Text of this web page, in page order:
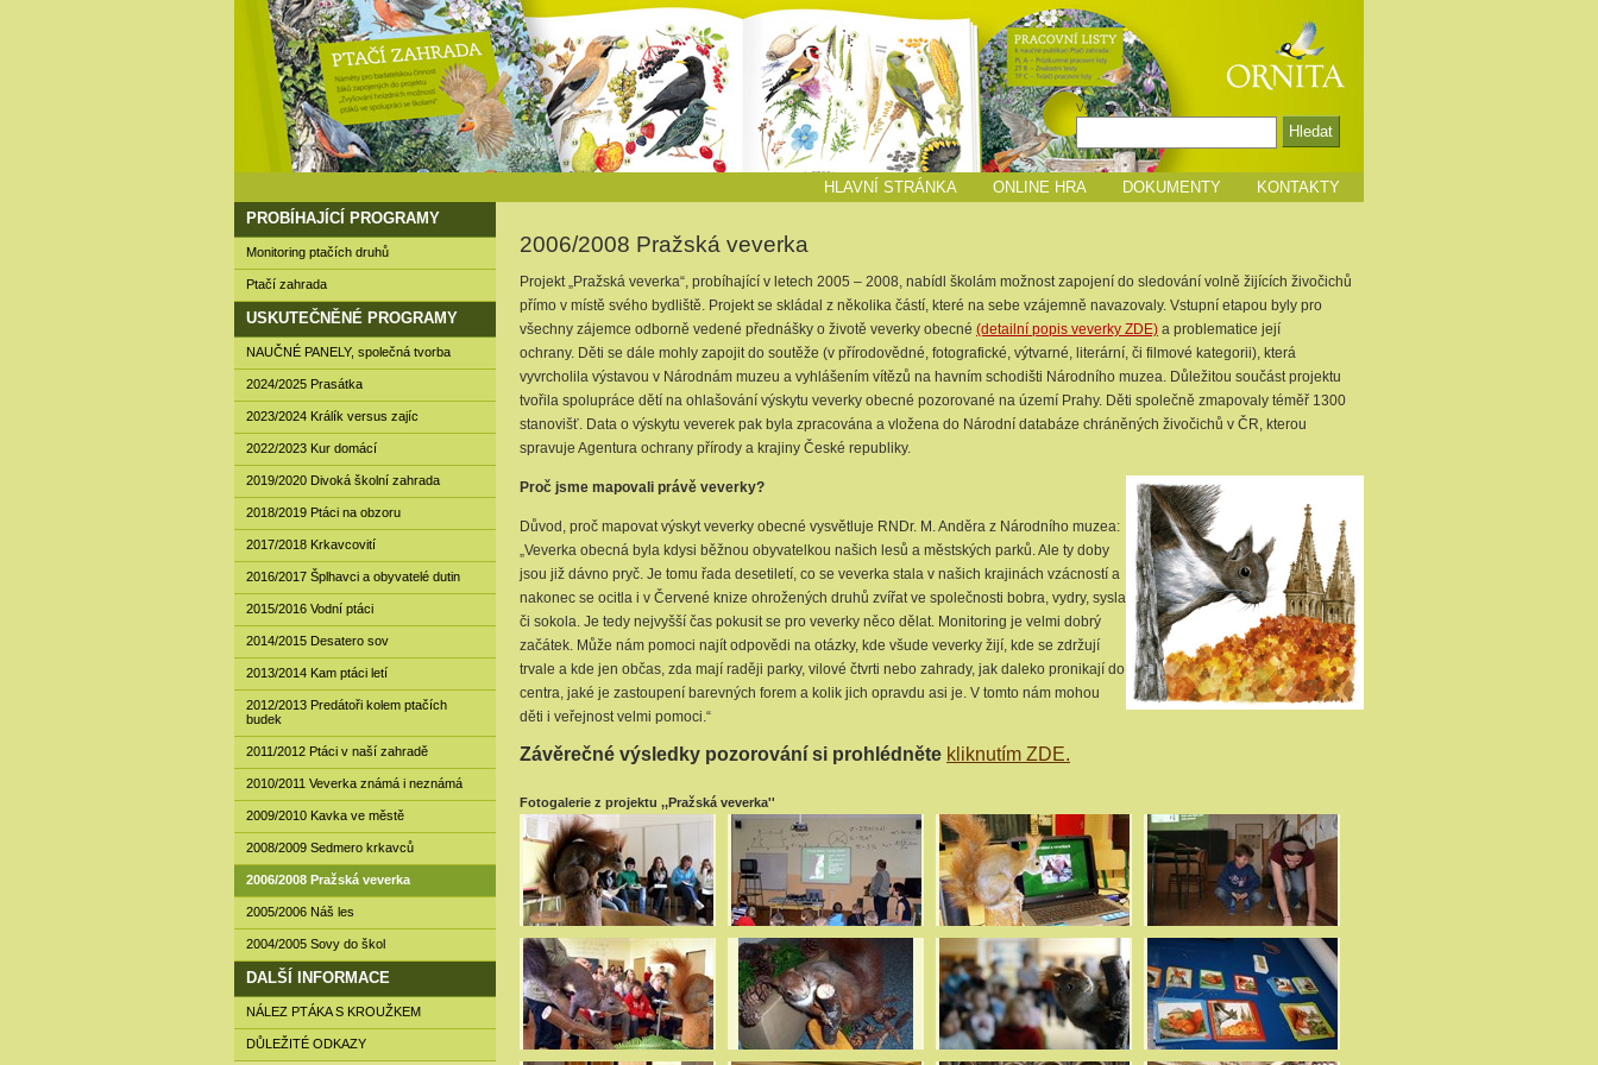
Vyhledávání
HLAVNÍ STRÁNKA ONLINE HRA DOKUMENTY
KONTAKTY
PROBÍHAJÍCÍ PROGRAMY
Monitoring ptačích druhů
Ptačí zahrada
USKUTEČNĚNÉ PROGRAMY
NAUČNÉ PANELY, společná tvorba
2024/2025 Prasátka
2023/2024 Králík versus zajíc
2022/2023 Kur domácí
2019/2020 Divoká školní zahrada
2018/2019 Ptáci na obzoru
2017/2018 Krkavcovití
2016/2017 Šplhavci a obyvatelé dutin
2015/2016 Vodní ptáci
2014/2015 Desatero sov
2013/2014 Kam ptáci letí
2012/2013 Predátoři kolem ptačích
budek
2011/2012 Ptáci v naší zahradě
2010/2011 Veverka známá i neznámá
2009/2010 Kavka ve městě
2008/2009 Sedmero krkavců
2006/2008 Pražská veverka
2005/2006 Náš les
2004/2005 Sovy do škol
DALŠÍ INFORMACE
NÁLEZ PTÁKA S KROUŽKEM
DŮLEŽITÉ ODKAZY
2006/2008 Pražská veverka
Projekt „Pražská veverka“, probíhající v letech 2005 – 2008, nabídl školám možnost zapojení do sledování volně žijících živočichů
přímo v místě svého bydliště. Projekt se skládal z několika částí, které na sebe vzájemně navazovaly. Vstupní etapou byly pro
všechny zájemce odborně vedené přednášky o životě veverky obecné (detailní popis veverky ZDE) a problematice její
ochrany. Děti se dále mohly zapojit do soutěže (v přírodovědné, fotografické, výtvarné, literární, či filmové kategorii), která
vyvrcholila výstavou v Národnám muzeu a vyhlášením vítězů na havním schodišti Národního muzea. Důležitou součást projektu
tvořila spolupráce dětí na ohlašování výskytu veverky obecné pozorované na území Prahy. Děti společně zmapovaly téměř 1300
stanovišť. Data o výskytu veverek pak byla zpracována a vložena do Národní databáze chráněných živočichů v ČR, kterou
spravuje Agentura ochrany přírody a krajiny České republiky.
Proč jsme mapovali právě veverky?
Důvod, proč mapovat výskyt veverky obecné vysvětluje RNDr. M. Anděra z Národního muzea:
„Veverka obecná byla kdysi běžnou obyvatelkou našich lesů a městských parků. Ale ty doby
jsou již dávno pryč. Je tomu řada desetiletí, co se veverka stala v našich krajinách vzácností a
nakonec se ocitla i v Červené knize ohrožených druhů zvířat ve společnosti bobra, vydry, sysla
či sokola. Je tedy nejvyšší čas pokusit se pro veverky něco dělat. Monitoring je velmi dobrý
začátek. Může nám pomoci najít odpovědi na otázky, kde všude veverky žijí, kde se zdržují
trvale a kde jen občas, zda mají raději parky, vilové čtvrti nebo zahrady, jak daleko pronikají do
centra, jaké je zastoupení barevných forem a kolik jich opravdu asi je. V tomto nám mohou
děti i veřejnost velmi pomoci.“
Závěrečné výsledky pozorování si prohlédněte kliknutím ZDE.
Fotogalerie z projektu ,,Pražská veverka''